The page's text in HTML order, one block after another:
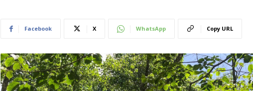
Facebook X WhatsApp Copy URL